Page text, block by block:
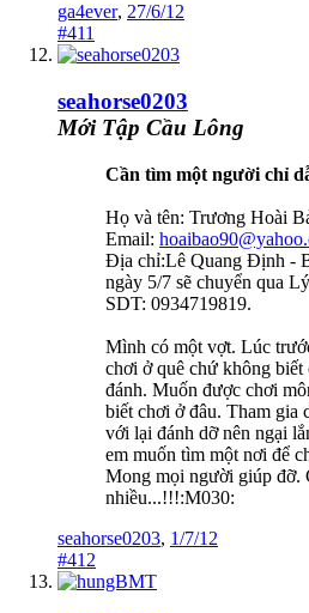
ga4ever, 27/6/12
#411
seahorse0203
Mới Tập Cầu Lông
Cần tìm một người chỉ
Họ và tên: Trương Hoài
Email:
Địa chỉ:Lê Quang Định -
ngày 5/7 sẽ chuyển qua
SDT: 0934719819.
Mình có một vợt. Lúc
chơi ở quê chứ không biết
đánh. Muốn được chơi
biết chơi ở đâu. Tham gia
với lại đánh dỡ nên ngại
em muốn tìm một nơi để
Mong mọi người giúp đỡ.
nhiều...!!!:M030:
seahorse0203, 1/7/12
#412